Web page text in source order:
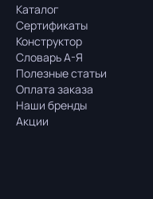
Каталог
Сертификаты
Конструктор
Словарь А-Я
Полезные статьи
Оплата заказа
Наши бренды
Акции